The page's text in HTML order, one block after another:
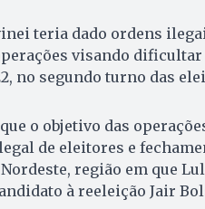
teria dado ordens
visando
no segundo turno das
o objetivo das
de eleitores e
região em que
à reeleição Jair